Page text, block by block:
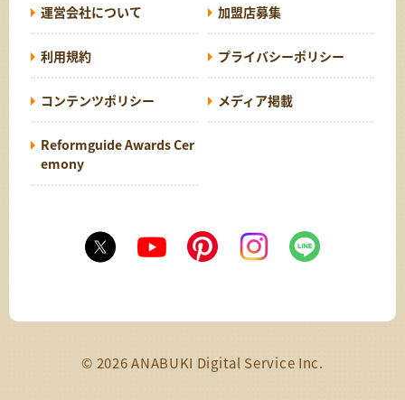
運営会社について 加盟店募集
利用規約 プライバシーポリシー
コンテンツポリシー メディア掲載
Reformguide Awards Cer
emony
© 2026 ANABUKI Digital Service Inc.